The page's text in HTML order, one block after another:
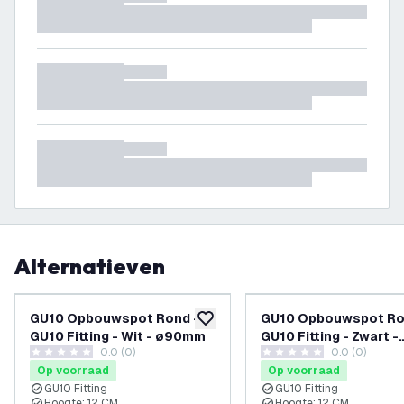
Alternatieven
toevoegen aan verlanglijst
GU10 Opbouwspot Rond -
GU10 Fitting - Wit - ø90mm
0 score sterren0.0 (0)
Op voorraad
GU10 Fitting
GU10 Opbouwspot
GU10 Fitting - Zwart -
ø90mm
0 score sterren0.0 (0)
Op voorraad
GU10 Fitting